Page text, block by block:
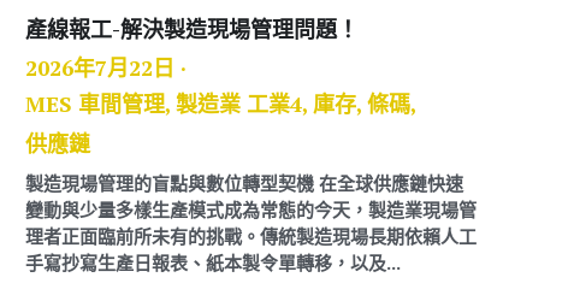
產線報工-解決製造現場管理問題！
2026年7月22日 ·
MES 車間管理, 製造業 工業4, 庫存, 條碼,
供應鏈
製造現場管理的盲點與數位轉型契機 在全球供應鏈快速
變動與少量多樣生產模式成為常態的今天，製造業現場管
理者正面臨前所未有的挑戰。傳統製造現場長期依賴人工
手寫抄寫生產日報表、紙本製令單轉移，以及...